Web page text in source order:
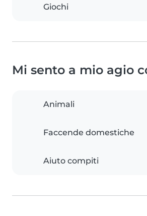
Giochi
Mi sento a mio agio
Animali
Faccende domestiche
Aiuto compiti